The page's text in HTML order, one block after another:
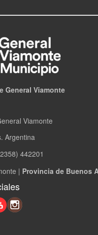
General Viamonte
Viamonte
Argentina
442201
| Provincia de Buenos